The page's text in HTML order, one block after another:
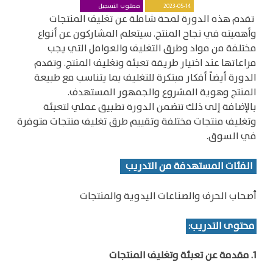
2023-05-14
مطلوب التسجيل
تقدم هذه الدورة لمحة شاملة عن تغليف المنتجات
وأهميته في نجاح المنتج. سيتعلم المشاركون عن أنواع
مختلفة من مواد وطرق التغليف والعوامل التي يجب
مراعاتها عند اختيار طريقة تعبئة وتغليف المنتج. وتقدم
الدورة أيضاً أفكار مبتكرة للتغليف بما يتناسب مع طبيعة
المنتج وهوية المشروع والجمهور المستهدف.
بالإضافة إلى ذلك تتضمن الدورة تطبيق عملي لتعبئة
وتغليف منتجات مختلفة وتقييم طرق تغليف منتجات متوفرة
في السوق.
الفئات المستهدفة من التدريب
أصحاب الحرف والصناعات اليدوية والمنتجات
محتوى التدريب:
1. مقدمة عن تعبئة وتغليف المنتجات